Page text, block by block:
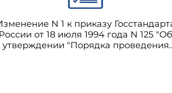
N 1 к приказу
России от 18 июля 1994 года N 125 "Об
утверждении "Порядка проведения